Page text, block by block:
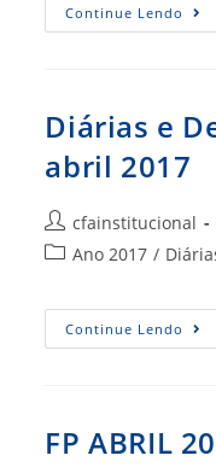
Continue Lendo
Diárias e
abril 2017
Autor
do
cfainstitucional
Categoria
post:
Ano 2017 /
Continue Lendo
E
FP ABRIL